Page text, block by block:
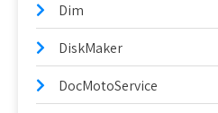
Dim
DiskMaker
DocMotoService